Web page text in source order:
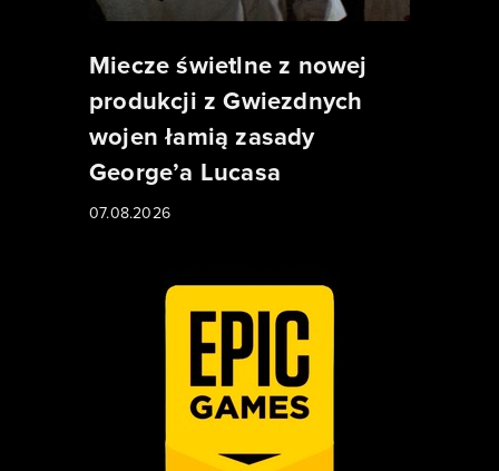
Miecze świetlne z nowej
produkcji z Gwiezdnych
wojen łamią zasady
George’a Lucasa
07.08.2026